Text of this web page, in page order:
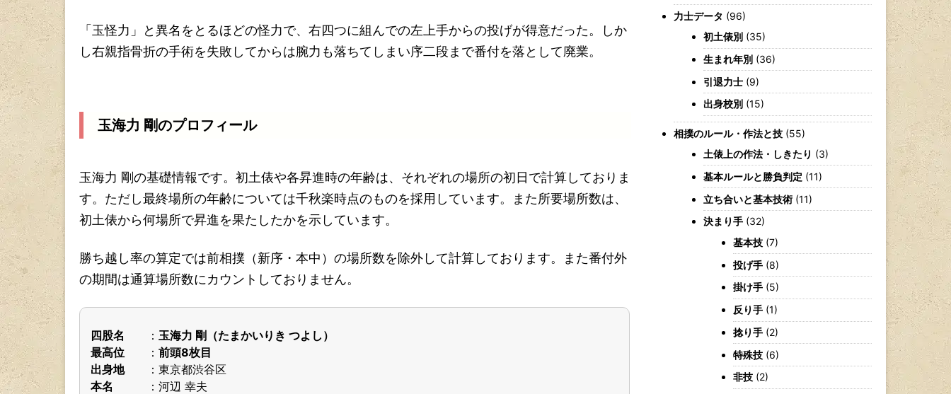
「玉怪力」と異名をとるほどの怪力で、右四つに組んでの左上手からの投げが得意だった。しか
し右親指骨折の手術を失敗してからは腕力も落ちてしまい序二段まで番付を落として廃業。
玉海力 剛のプロフィール
玉海力 剛の基礎情報です。初土俵や各昇進時の年齢は、それぞれの場所の初日で計算しておりま
す。ただし最終場所の年齢については千秋楽時点のものを採用しています。また所要場所数は、
初土俵から何場所で昇進を果たしたかを示しています。
勝ち越し率の算定では前相撲（新序・本中）の場所数を除外して計算しております。また番付外
の期間は通算場所数にカウントしておりません。
四股名
玉海力 剛（たまかいりき つよし）
最高位
前頭8枚目
出身地
東京都渋谷区
本名
河辺 幸夫
力士データ (96)
初土俵別 (35)
生まれ年別 (36)
引退力士 (9)
出身校別 (15)
相撲のルール・作法と技 (55)
土俵上の作法・しきたり (3)
基本ルールと勝負判定 (11)
立ち合いと基本技術 (11)
決まり手 (32)
基本技 (7)
投げ手 (8)
掛け手 (5)
反り手 (1)
捻り手 (2)
特殊技 (6)
非技 (2)